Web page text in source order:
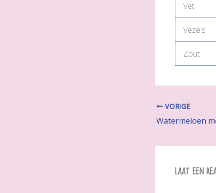
Vet
Vezels
Zout
VORIGE
Watermeloen
Laat een